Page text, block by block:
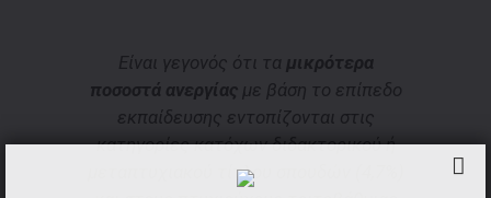
Είναι γεγονός ότι τα μικρότερα
ποσοστά ανεργίαςμε βάση το επίπεδο
εκπαίδευσης εντοπίζονται στις
κατηγορίες κατόχων διδακτορικού ή
μεταπτυχιακού τίτλου σπουδών (4,7%)